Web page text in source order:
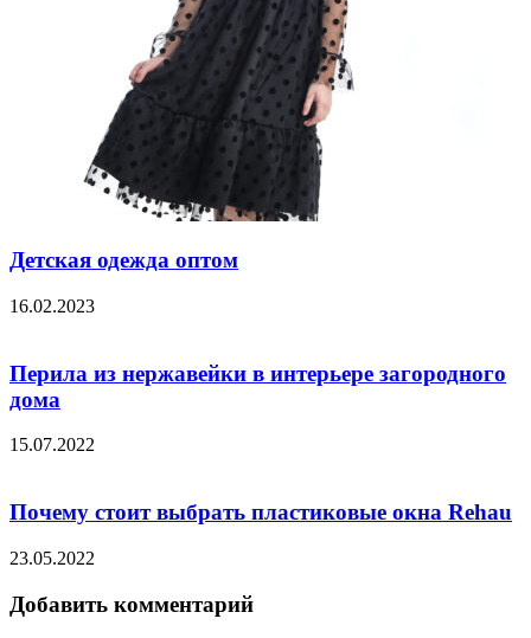
Детская одежда оптом
16.02.2023
Перила из нержавейки в интерьере загородного
дома
15.07.2022
Почему стоит выбрать пластиковые окна Rehau
23.05.2022
Добавить комментарий